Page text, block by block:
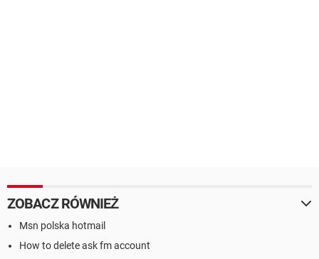
ZOBACZ RÓWNIEŻ
Msn polska hotmail
How to delete ask fm account